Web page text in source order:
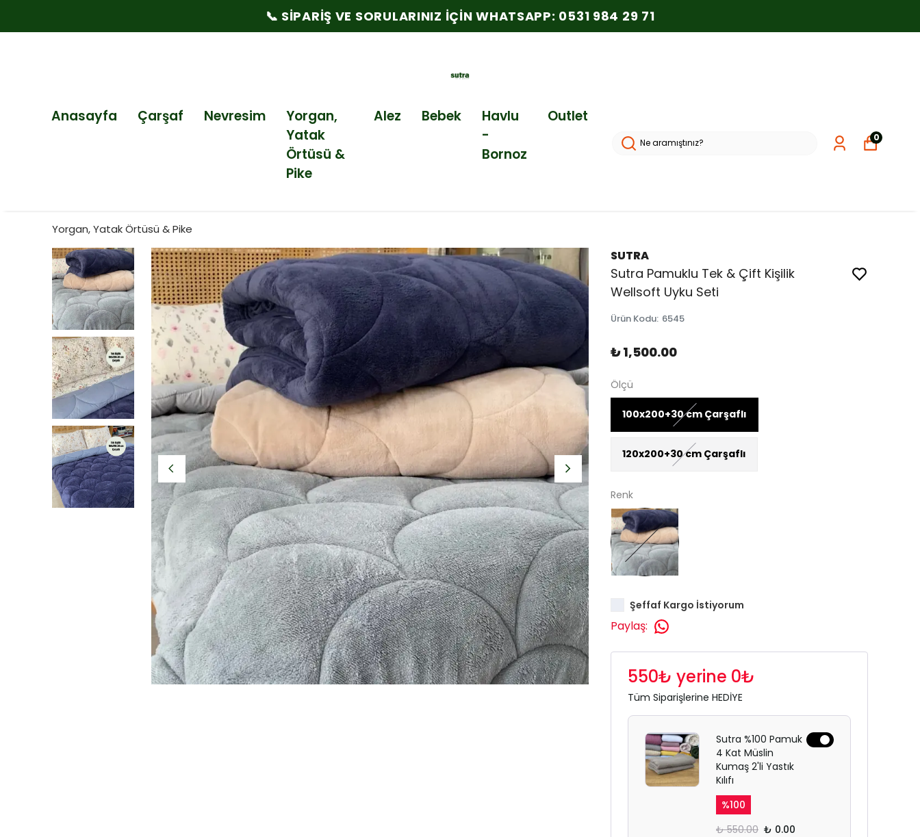
📞 SIPARIŞ VE SORULARINIZ İÇIN WHATSAPP: 0531 984 29 71
Anasayfa Çarşaf Nevresim
Yorgan,
Yatak
Örtüsü &
Pike
Alez Bebek
Havlu
-
Bornoz
Outlet
0
Yorgan, Yatak Örtüsü & Pike
SUTRA
Sutra Pamuklu Tek & Çift Kişilik
Wellsoft Uyku Seti
Ürün Kodu: 6545
₺ 1,500.00
Ölçü
100x200+30 cm Çarşaflı
120x200+30 cm Çarşaflı
Renk
Şeffaf Kargo İstiyorum
Paylaş:
550₺ yerine 0₺
Tüm Siparişlerine HEDİYE
Sutra %100 Pamuk
4 Kat Müslin
Kumaş 2'li Yastık
Kılıfı
%100
₺ 550.00 ₺ 0.00